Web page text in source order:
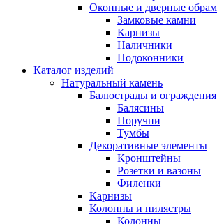
Оконные и дверные
Замковые камни
Карнизы
Наличники
Подоконники
Каталог изделий
Натуральный камень
Балюстрады и ограждения
Балясины
Поручни
Тумбы
Декоративные элементы
Кронштейны
Розетки и вазоны
Филенки
Карнизы
Колонны и пилястры
Колонны